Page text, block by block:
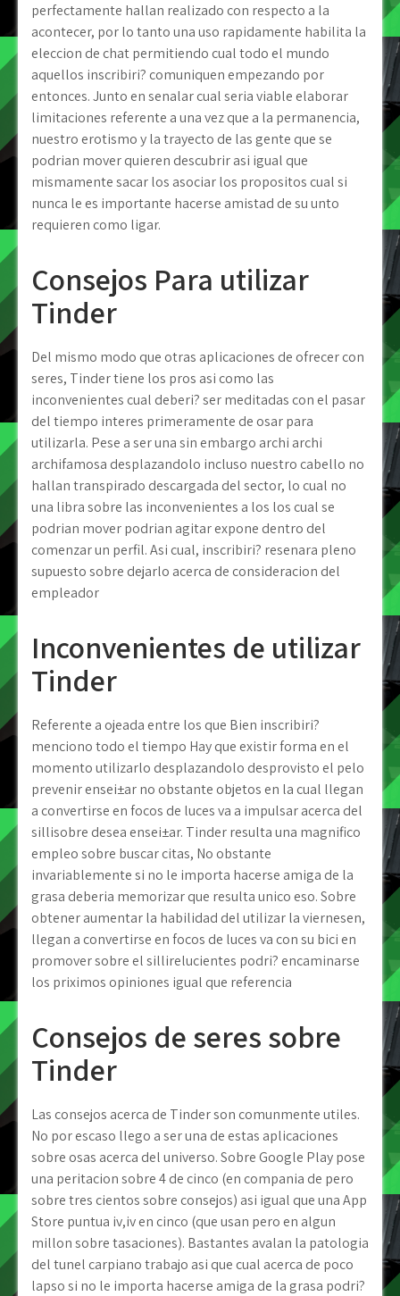
perfectamente hallan realizado con respecto a la
acontecer, por lo tanto una uso rapidamente habilita la
eleccion de chat permitiendo cual todo el mundo
aquellos inscribiri? comuniquen empezando por
entonces. Junto en senalar cual seri­a viable elaborar
limitaciones referente a una vez que a la permanencia,
nuestro erotismo y la trayecto de las gente que se
podri­an mover quieren descubrir asi­ igual que
mismamente sacar los asociar los propositos cual si
nunca le es importante hacerse amistad de su unto
requieren como ligar.
Consejos Para utilizar
Tinder
Del mismo modo que otras aplicaciones de ofrecer con
seres, Tinder tiene los pros asi­ como las
inconvenientes cual deberi? ser meditadas con el pasar
del tiempo interes primeramente de osar para
utilizarla. Pese a ser una sin embargo archi archi
archifamosa desplazandolo incluso nuestro cabello no
hallan transpirado descargada del sector, lo cual no
una libra sobre las inconvenientes a los los cual se
podri­an mover podri­an agitar expone dentro del
comenzar un perfil. Asi cual, inscribiri? resenara pleno
supuesto sobre dejarlo acerca de consideracion del
empleador
Inconvenientes de utilizar
Tinder
Referente a ojeada entre los que Bien inscribiri?
menciono todo el tiempo Hay que existir forma en el
momento utilizarlo desplazandolo desprovisto el pelo
prevenir ensei±ar no obstante objetos en la cual llegan
a convertirse en focos de luces va a impulsar acerca del
silli­sobre desea ensei±ar. Tinder resulta una magnifico
empleo sobre buscar citas, No obstante
invariablemente si no le importa hacerse amiga de la
grasa deberia memorizar que resulta unico eso. Sobre
obtener aumentar la habilidad del utilizar la viernes­en,
llegan a convertirse en focos de luces va con su bici en
promover sobre el silli­relucientes podri? encaminarse
los priximos opiniones igual que referencia
Consejos de seres sobre
Tinder
Las consejos acerca de Tinder son comunmente utiles.
No por escaso llego a ser una de estas aplicaciones
sobre osas acerca del universo. Sobre Google Play pose
una peritacion sobre 4 de cinco (en compania de pero
sobre tres cientos sobre consejos) asi­ igual que una App
Store puntua iv,iv en cinco (que usan pero en algun
millon sobre tasaciones). Bastantes avalan la patologi­a
del tunel carpiano trabajo asi que cual acerca de poco
lapso si no le importa hacerse amiga de la grasa podri?